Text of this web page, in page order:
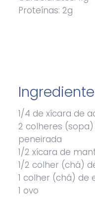
Proteínas: 2g
1/4 de xícara de
2 colheres
peneirada
1/2 xícara de
1/2 colher (chá)
1 colher (chá) de
1 ovo